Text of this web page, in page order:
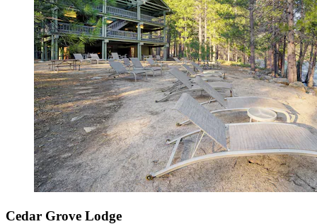
Cedar Grove Lodge